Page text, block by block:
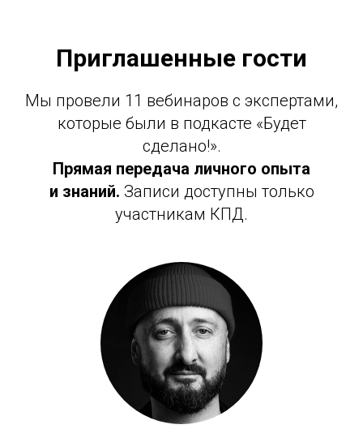
Приглашенные гости
Мы провели 11 вебинаров с экспертами,
которые были в подкасте «Будет
сделано!».
Прямая передача личного опыта
и знаний. Записи доступны только
участникам КПД.